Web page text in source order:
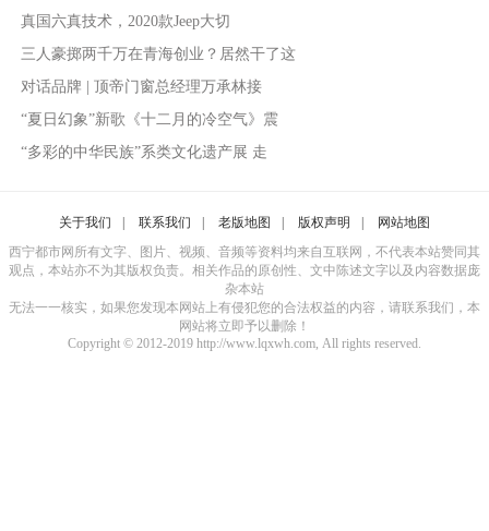
真国六真技术，2020款Jeep大切
三人豪掷两千万在青海创业？居然干了这
对话品牌 | 顶帝门窗总经理万承林接
“夏日幻象”新歌《十二月的冷空气》震
“多彩的中华民族”系类文化遗产展 走
关于我们 联系我们 老版地图 版权声明
网站地图
西宁都市网所有文字、图片、视频、音频等资料均来自互联网，不代表本站赞同其
观点，本站亦不为其版权负责。相关作品的原创性、文中陈述文字以及内容数据庞
杂本站
无法一一核实，如果您发现本网站上有侵犯您的合法权益的内容，请联系我们，本
网站将立即予以删除！
Copyright © 2012-2019 http://www.lqxwh.com, All rights reserved.